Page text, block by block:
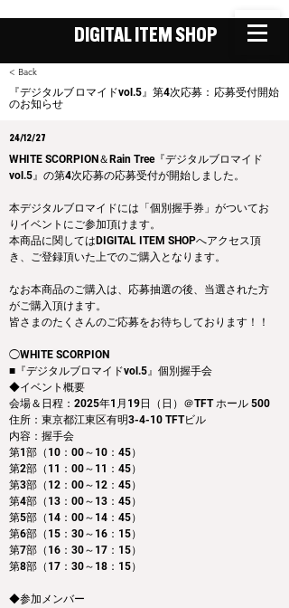
DIGITAL ITEM SHOP
< Back
『デジタルブロマイドvol.5』第4次応募：応募受付開始
のお知らせ
24/12/27
WHITE SCORPION＆Rain Tree『デジタルブロマイド
vol.5』の第4次応募の応募受付が開始しました。
本デジタルブロマイドには「個別握手券」がついてお
りイベントにご参加頂けます。
本商品に関してはDIGITAL ITEM SHOPへアクセス頂
き、ご登録頂いた上でのご購入となります。
なお本商品のご購入は、応募抽選の後、当選された方
がご購入頂けます。
皆さまのたくさんのご応募をお待ちしております！！
◯WHITE SCORPION
■『デジタルブロマイドvol.5』個別握手会
◆イベント概要
会場＆日程：2025年1月19日（日）＠TFT ホール 500
住所：東京都江東区有明3-4-10 TFTビル
内容：握手会
第1部（10：00～10：45）
第2部（11：00～11：45）
第3部（12：00～12：45）
第4部（13：00～13：45）
第5部（14：00～14：45）
第6部（15：30～16：15）
第7部（16：30～17：15）
第8部（17：30～18：15）
◆参加メンバー